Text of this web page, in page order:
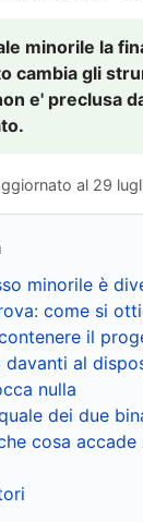
minorile la
cambia gli
e' preclusa
al 29
minorile è
come si
il
davanti al
nulla
dei due
cosa accade